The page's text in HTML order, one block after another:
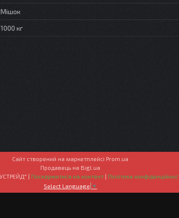
Мішок
1000 кг
Сайт створений на маркетплейсі Prom.ua
Продавець на Bigl.ua
ТОВ "ТВП "БОНУСТРЕЙД" | Поскаржитися на контент | Політика
Select Language ▼